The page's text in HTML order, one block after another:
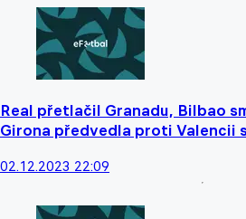
Real přetlačil Granadu, Bilbao
Girona předvedla proti Valencii
02.12.2023 22:09